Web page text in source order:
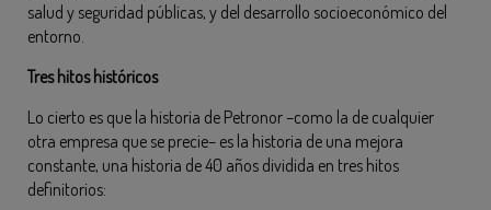
salud y seguridad públicas, y del desarrollo socioeconómico del
entorno.
Tres hitos históricos
Lo cierto es que la historia de Petronor –como la de cualquier
otra empresa que se precie– es la historia de una mejora
constante, una historia de 40 años dividida en tres hitos
definitorios: